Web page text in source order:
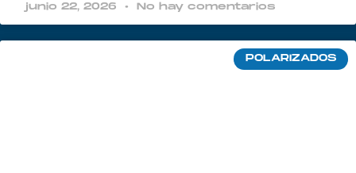
junio 22, 2026 No hay comentarios
POLARIZADOS